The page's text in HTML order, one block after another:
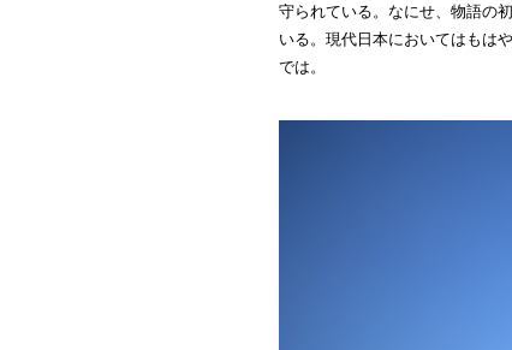
守られている。なにせ、物語の
いる。現代日本においてはもは
では。